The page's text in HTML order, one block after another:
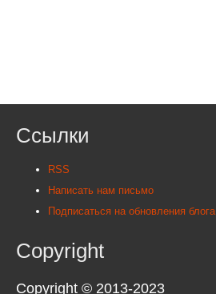
Ссылки
RSS
Написать нам письмо
Подписаться на обновления блога
Copyright
Copyright © 2013-2023